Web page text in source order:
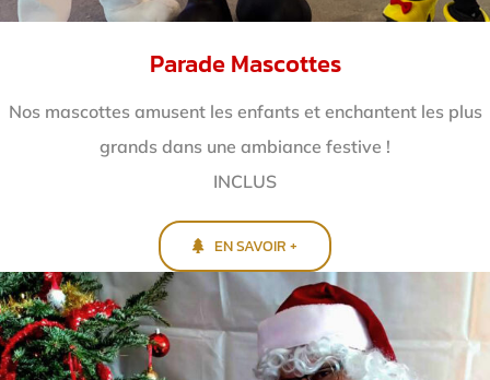
Parade Mascottes
Nos mascottes amusent les enfants et enchantent les plus
grands dans une ambiance festive !
INCLUS
EN SAVOIR +